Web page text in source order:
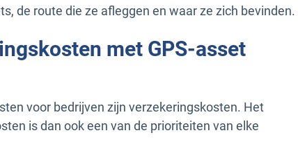
de route die ze afleggen en waar ze zich bevinden.
met GPS-asset
voor bedrijven zijn verzekeringskosten. Het
is dan ook een van de prioriteiten van elke